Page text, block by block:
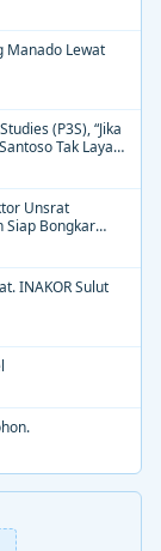
Manado Lewat
(P3S), “Jika
Tak Layak
Unsrat
Siap Bongkar
INAKOR Sulut